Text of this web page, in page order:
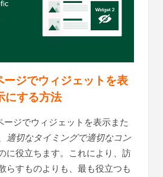
ジでウィジェットを表
にする方法
ージでウィジェットを表示また
適切なタイミングで適切なコン
に役立ちます。これにより、訪
らすものよりも、最も役立つも